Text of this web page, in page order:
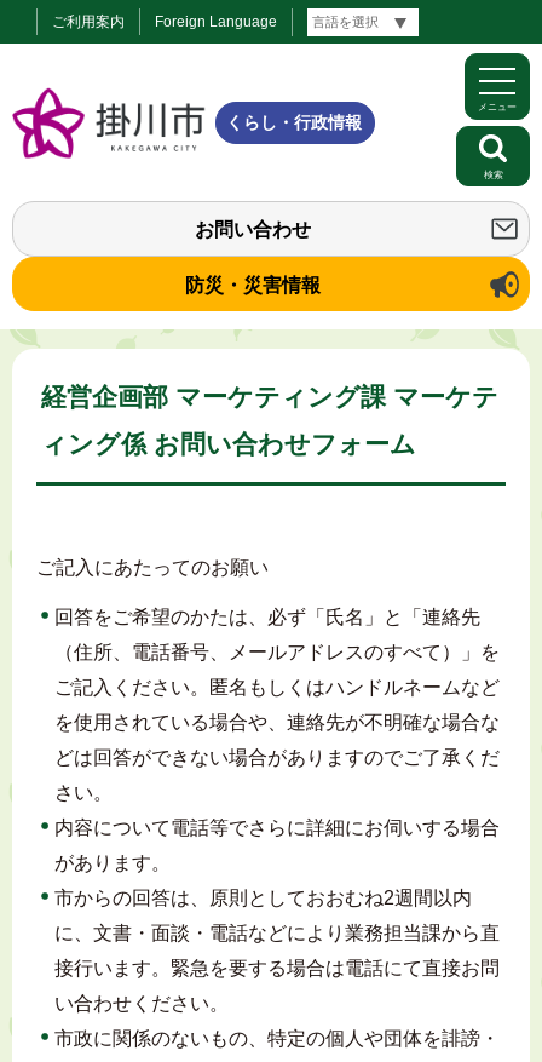
ご利用案内 Foreign Language
くらし・行政情報
お問い合わせ
防災・災害情報
メニュー
検索
経営企画部 マーケティング課 マーケテ
ィング係 お問い合わせフォーム
ご記入にあたってのお願い
回答をご希望のかたは、必ず「氏名」と「連絡先
（住所、電話番号、メールアドレスのすべて）」を
ご記入ください。匿名もしくはハンドルネームなど
を使用されている場合や、連絡先が不明確な場合な
どは回答ができない場合がありますのでご了承くだ
さい。
内容について電話等でさらに詳細にお伺いする場合
があります。
市からの回答は、原則としておおむね2週間以内
に、文書・面談・電話などにより業務担当課から直
接行います。緊急を要する場合は電話にて直接お問
い合わせください。
市政に関係のないもの、特定の個人や団体を誹謗・